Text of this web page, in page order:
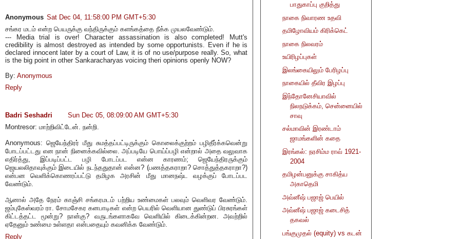
Anonymous Sat Dec 04, 11:58:00 PM GMT+5:30
சங்கர மடம் என்ற பெயருக்கு வந்திருக்கும் களங்கத்தை நீக்க முயலவேண்டும்.
--- Media trial is over! Character assassination is also completed! Mutt's
credibility is almost destroyed as intended by some opportunists. Even if he is
declared innocent later by a court of Law, it is of no use/purpose really. So, what
is the big point in other Sankaracharyas voicing theri opinions openly NOW?
By: Anonymous
Reply
Badri Seshadri
Sun Dec 05, 08:09:00 AM GMT+5:30
Montresor: மாற்றிவிட்டேன். நன்றி.
Anonymous: ஜெயேந்திரர் மீது சுமத்தப்பட்டிருக்கும் கொலைக்குற்றம் பழிதீர்க்கவென்று
போடப்பட்டது என நான் நினைக்கவில்லை. அப்படியே பொய்ப்பழி என்றால் அதை வலுவாக
எதிர்த்து, இப்படிப்பட்ட பழி போடப்பட என்ன காரணம்; ஜெயேந்திரருக்கும்
ஜெயலலிதாவுக்கும் இடையில் நடந்ததுதான் என்ன? (பணத்தகராறா? சொத்துத்தகராறா?)
என்பன வெளிக்கொணரப்பட்டு தமிழக அரசின் மீது மானநஷ்ட வழக்குப் போடப்பட
வேண்டும்.
ஆனால் அதே நேரம் காஞ்சி சங்கரமடம் பற்றிய உண்மைகள் பலவும் வெளிவர வேண்டும்.
ஜம்புகேஸ்வரம் ரா. சோமசேகர கனபாடிகள் என்ற பெயரில் வெளியான துண்டுப் பிரசுரங்கள்
கிட்டத்தட்ட மூன்று? நான்கு? வருடங்களாகவே வெளியில் கிடைக்கின்றன. அவற்றில்
ஏதேனும் உண்மை உள்ளதா என்பதையும் கவனிக்க வேண்டும்.
Reply
பாதுகாப்பு குறித்து
நாகை நிவாரண உதவி
தமிழோவியம் கிரிக்கெட்
நாகை நிலவரம்
உயிரிழப்புகள்
இலங்கையிலும் பேரிழப்பு
நாகையில் தீவிர இழப்பு
இந்தோனேசியாவில்
நிலநடுக்கம், சென்னையில்
சாவு
சல்மாவின் இரண்டாம்
ஜாமங்களின் கதை
இரங்கல்: நரசிம்ம ராவ் 1921-
2004
தமிழன்பனுக்கு சாகித்ய
அகாதெமி
அவ்னீஷ் பஜாஜ் பெயில்
அவ்னீஷ் பஜாஜ் கடைசித்
தகவல்
பங்குமுதல் (equity) vs கடன்